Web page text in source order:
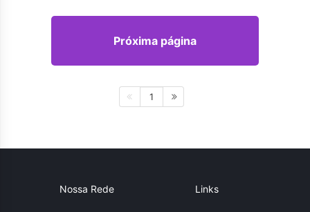
Próxima página
1
Nossa Rede Links